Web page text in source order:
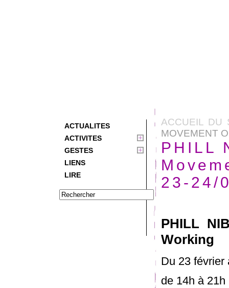
ACTUALITES
ACTIVITES
GESTES
LIENS
LIRE
ACCUEIL DU
MOVEMENT
PHILL
23-24/
PHILL
Working
Du 23 février
de 14h à 21h